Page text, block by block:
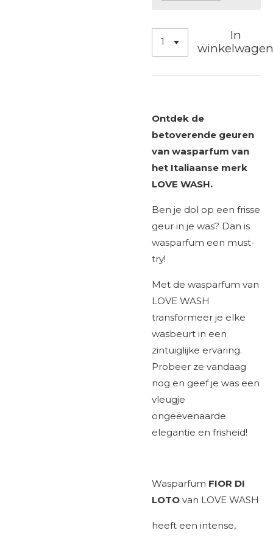
In
Ontdek de
betoverende geuren
van wasparfum van
het Italiaanse merk
LOVE WASH.
Ben je dol op een frisse
geur in je was? Dan is
wasparfum een must-
try!
Met de wasparfum van
LOVE WASH
transformeer je elke
wasbeurt in een
zintuiglijke ervaring.
Probeer ze vandaag
nog en geef je was een
vleugje
ongeëvenaarde
elegantie en frisheid!
Wasparfum FIOR DI
LOTO van LOVE WASH
heeft een intense,